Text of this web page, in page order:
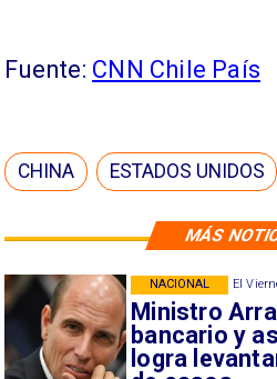
MÁS
El
Ministro
bancario y
logra
NACIONAL
Fuente: CNN Chile País
CHINA ESTADOS UNIDOS